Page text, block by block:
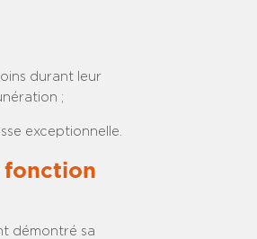
durant leur
;
exceptionnelle.
fonction
démontré sa